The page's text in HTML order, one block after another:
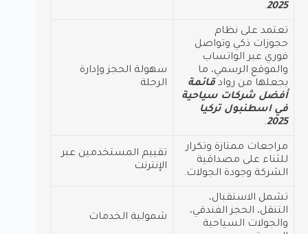
2025
.
تعتمد على نظام
حجوزات ذكي وتواصل
فوري عبر الواتساب
والموقع الرسمي، ما
يجعلها من رواد قائمة
أفضل شركات سياحية
في اسطنبول تركيا
2025
.
سهولة الحجز وإدارة
الرحلة
مراجعات ممتازة وتكرار
للثناء على مصداقية
الشركة وجودة الجولات.
تقييم المستخدمين عبر
الإنترنت
تشمل الاستقبال،
التنقل، الحجز الفندقي،
والجولات السياحية
شمولية الخدمات